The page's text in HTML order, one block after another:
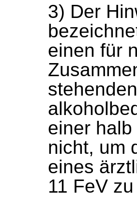
3) Der
einen für
einer
nicht, um
eines
11 FeV